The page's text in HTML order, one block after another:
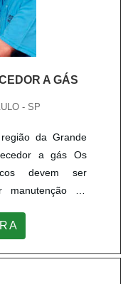
A GÁS
- SP
da Grande
a gás Os
devem ser
de
além de
começa pela